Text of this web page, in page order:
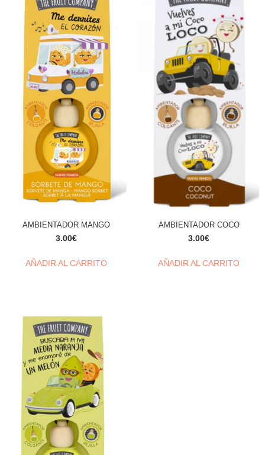
AMBIENTADOR MANGO
3.00€
AÑADIR AL CARRITO
AMBIENTADOR COCO
3.00€
AÑADIR AL CARRITO